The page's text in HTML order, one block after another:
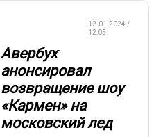
12.01.2024 /
12:05
Авербух
анонсировал
возвращение шоу
«Кармен» на
московский лед